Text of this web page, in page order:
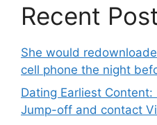
Recent
She would
cell phone the night
Dating Earliest
Jump-off and contact